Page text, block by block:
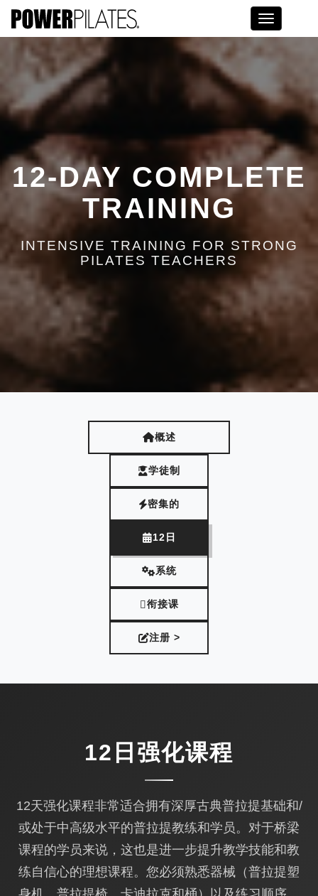
Toggle
12-DAY COMPLETE
TRAINING
INTENSIVE TRAINING FOR STRONG
PILATES TEACHERS
概述
学徒制
密集的
12日
系统
衔接课
注册 >
12日强化课程
12天强化课程非常适合拥有深厚古典普拉提基础和/
或处于中高级水平的普拉提教练和学员。对于桥梁
课程的学员来说，这也是进一步提升教学技能和教
练自信心的理想课程。您必须熟悉器械（普拉提塑